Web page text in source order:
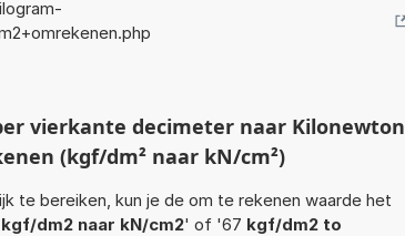
vierkante decimeter naar Kilonewton
(kgf/dm² naar kN/cm²)
te bereiken, kun je de om te rekenen waarde het
kgf/dm2 naar kN/cm2' of '67 kgf/dm2 to